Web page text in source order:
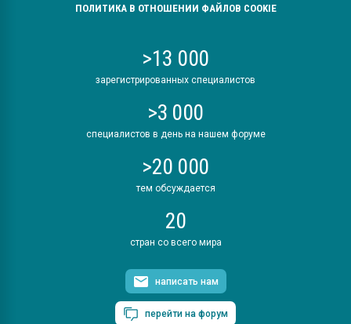
ПОЛИТИКА В ОТНОШЕНИИ ФАЙЛОВ COOKIE
>13 000
зарегистрированных специалистов
>3 000
специалистов в день на нашем форуме
>20 000
тем обсуждается
20
стран со всего мира
написать нам
перейти на форум